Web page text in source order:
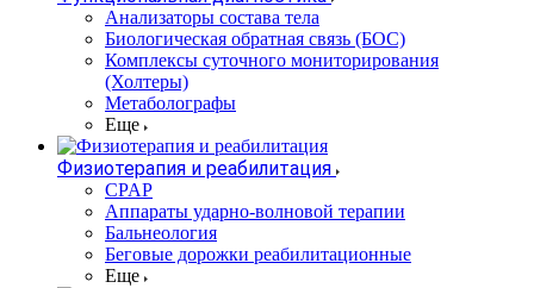
Анализаторы состава тела
Биологическая обратная связь (БОС)
Комплексы суточного мониторирования
(Холтеры)
Метаболографы
Еще
Физиотерапия и реабилитация
CPAP
Аппараты ударно-волновой терапии
Бальнеология
Беговые дорожки реабилитационные
Еще